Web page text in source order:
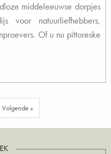
middeleeuwse dorpjes
voor natuurliefhebbers,
Of u nu pittoreske
Volgende »